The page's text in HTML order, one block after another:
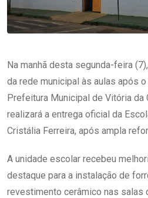
Na manhã desta segunda-feira
da rede municipal às aulas após
Prefeitura Municipal de Vitória da
realizará a entrega oficial da
Cristália Ferreira, após ampla
A unidade escolar recebeu
destaque para a instalação de
revestimento cerâmico nas salas